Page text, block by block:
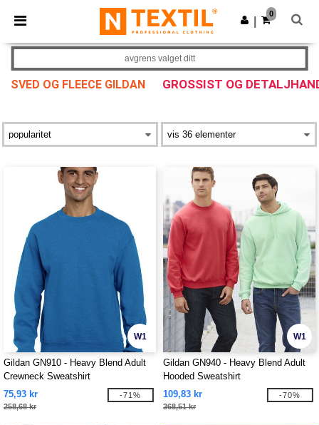
× Ntextil-app
Bedre priser i appen!
Last ned app
0
SVED OG FLEECE GILDAN GROSSIST OG
avgrens valget ditt
W1
Gildan GN910 - Heavy Blend Adult
Crewneck Sweatshirt
75,93 kr
258,68 kr
-71%
W1
Gildan GN940 - Heavy Blend Adult
Hooded Sweatshirt
109,83 kr
368,51 kr
-70%